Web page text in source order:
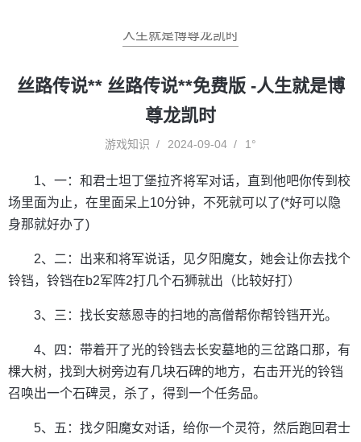
人生就是博尊龙凯时
丝路传说** 丝路传说**免费版 -人生就是博
尊龙凯时
游戏知识 2024-09-04 1°
1、一：和君士坦丁堡拉齐将军对话，直到他吧你传到校
场里面为止，在里面呆上10分钟，不死就可以了(*好可以隐
身那就好办了)
2、二：出来和将军说话，见夕阳魔女，她会让你去找个
铃铛，铃铛在b2军阵2打几个石狮就出（比较好打）
3、三：找长安慈恩寺的扫地的高僧帮你帮铃铛开光。
4、四：带着开了光的铃铛去长安墓地的三岔路口那，有
棵大树，找到大树旁边有几块石碑的地方，右击开光的铃铛
召唤出一个石碑灵，杀了，得到一个任务品。
5、五：找夕阳魔女对话，给你一个灵符，然后跑回君士